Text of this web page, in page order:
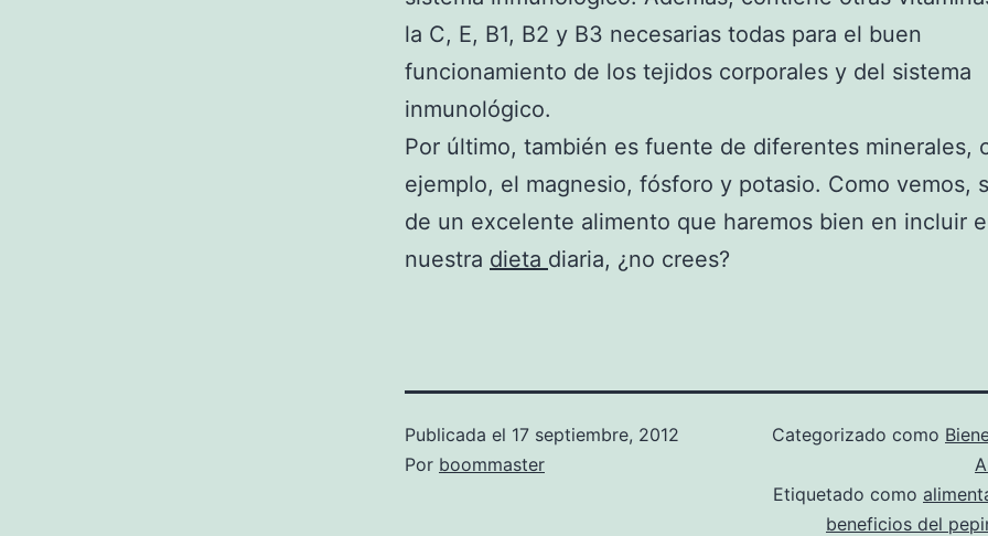
la C, E, B1, B2 y B3 necesarias todas para el buen
funcionamiento de los tejidos corporales y del sistema
inmunológico.
Por último, también es fuente de diferentes minerales,
ejemplo, el magnesio, fósforo y potasio. Como vemos,
de un excelente alimento que haremos bien en incluir
nuestra dieta diaria, ¿no crees?
Publicada el 17 septiembre, 2012
Por boommaster
Categorizado como
Etiquetado como
beneficios del